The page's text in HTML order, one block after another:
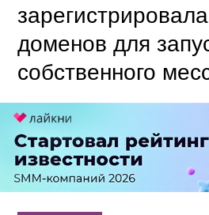
доменов для
собственного